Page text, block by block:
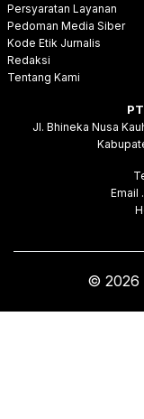
Persyaratan Layanan
Pedoman Media Siber
Kode Etik Jurnalis
Redaksi
Tentang Kami
Jl. Bhineka Nusa
Email
© 2026